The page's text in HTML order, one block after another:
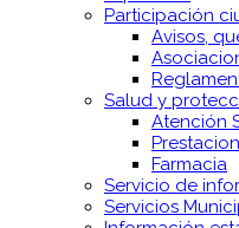
Participación
Avisos,
Salud y
Atención
Farmacia
Servicio de
Servicios